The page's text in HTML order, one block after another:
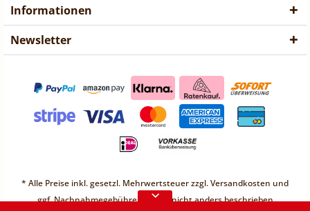
Vorübergehend sind keine
Bestellungen möglich.
Informationen
Newsletter
* Alle Preise inkl. gesetzl. Mehrwertsteuer zzgl.Versandkosten und
ggf. Nachnahmegebühren, wenn nicht anders beschrieben